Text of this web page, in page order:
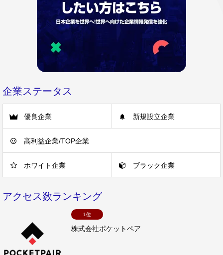
企業ステータス
優良企業 新規設立企業
高利益企業/TOP企業
ホワイト企業 ブラック企業
アクセス数ランキング
1位
株式会社ポケットペア